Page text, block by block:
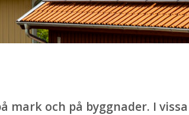
mark och på byggnader. I